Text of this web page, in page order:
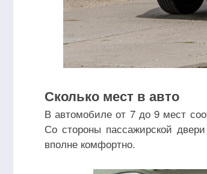
Сколько мест в авто
В автомобиле от 7 до 9 мест
Со стороны пассажирской
вполне комфортно.